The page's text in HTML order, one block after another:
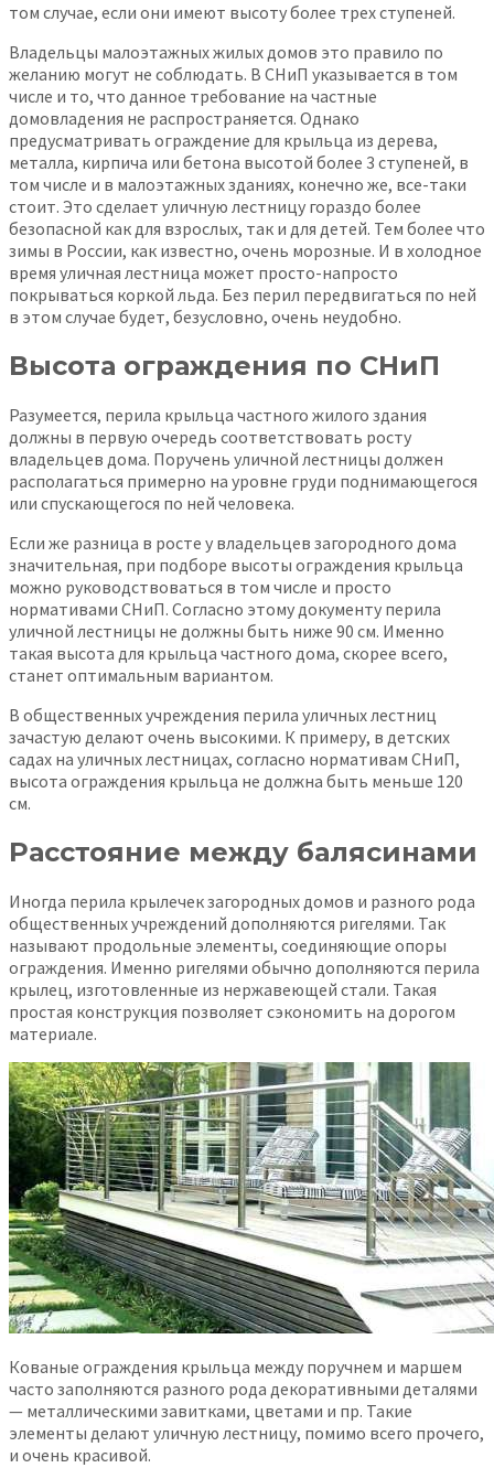
том случае, если они имеют высоту более трех ступеней.
Владельцы малоэтажных жилых домов это правило по
желанию могут не соблюдать. В СНиП указывается в том
числе и то, что данное требование на частные
домовладения не распространяется. Однако
предусматривать ограждение для крыльца из дерева,
металла, кирпича или бетона высотой более 3 ступеней, в
том числе и в малоэтажных зданиях, конечно же, все-таки
стоит. Это сделает уличную лестницу гораздо более
безопасной как для взрослых, так и для детей. Тем более что
зимы в России, как известно, очень морозные. И в холодное
время уличная лестница может просто-напросто
покрываться коркой льда. Без перил передвигаться по ней
в этом случае будет, безусловно, очень неудобно.
Высота ограждения по СНиП
Разумеется, перила крыльца частного жилого здания
должны в первую очередь соответствовать росту
владельцев дома. Поручень уличной лестницы должен
располагаться примерно на уровне груди поднимающегося
или спускающегося по ней человека.
Если же разница в росте у владельцев загородного дома
значительная, при подборе высоты ограждения крыльца
можно руководствоваться в том числе и просто
нормативами СНиП. Согласно этому документу перила
уличной лестницы не должны быть ниже 90 см. Именно
такая высота для крыльца частного дома, скорее всего,
станет оптимальным вариантом.
В общественных учреждения перила уличных лестниц
зачастую делают очень высокими. К примеру, в детских
садах на уличных лестницах, согласно нормативам СНиП,
высота ограждения крыльца не должна быть меньше 120
см.
Расстояние между балясинами
Иногда перила крылечек загородных домов и разного рода
общественных учреждений дополняются ригелями. Так
называют продольные элементы, соединяющие опоры
ограждения. Именно ригелями обычно дополняются перила
крылец, изготовленные из нержавеющей стали. Такая
простая конструкция позволяет сэкономить на дорогом
материале.
Кованые ограждения крыльца между поручнем и маршем
часто заполняются разного рода декоративными деталями
— металлическими завитками, цветами и пр. Такие
элементы делают уличную лестницу, помимо всего прочего,
и очень красивой.